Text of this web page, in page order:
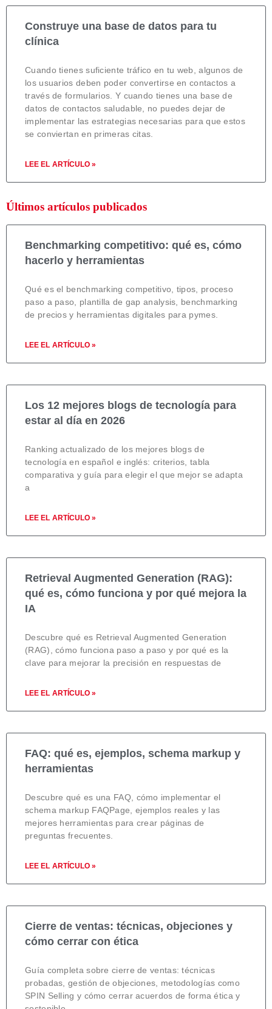
Construye una base de datos para tu
clínica
Cuando tienes suficiente tráfico en tu web, algunos de
los usuarios deben poder convertirse en contactos a
través de formularios. Y cuando tienes una base de
datos de contactos saludable, no puedes dejar de
implementar las estrategias necesarias para que estos
se conviertan en primeras citas.
LEE EL ARTÍCULO »
Últimos artículos publicados
Benchmarking competitivo: qué es, cómo
hacerlo y herramientas
Qué es el benchmarking competitivo, tipos, proceso
paso a paso, plantilla de gap analysis, benchmarking
de precios y herramientas digitales para pymes.
LEE EL ARTÍCULO »
Los 12 mejores blogs de tecnología para
estar al día en 2026
Ranking actualizado de los mejores blogs de
tecnología en español e inglés: criterios, tabla
comparativa y guía para elegir el que mejor se adapta
a
LEE EL ARTÍCULO »
Retrieval Augmented Generation (RAG):
qué es, cómo funciona y por qué mejora la
IA
Descubre qué es Retrieval Augmented Generation
(RAG), cómo funciona paso a paso y por qué es la
clave para mejorar la precisión en respuestas de
LEE EL ARTÍCULO »
FAQ: qué es, ejemplos, schema markup y
herramientas
Descubre qué es una FAQ, cómo implementar el
schema markup FAQPage, ejemplos reales y las
mejores herramientas para crear páginas de
preguntas frecuentes.
LEE EL ARTÍCULO »
Cierre de ventas: técnicas, objeciones y
cómo cerrar con ética
Guía completa sobre cierre de ventas: técnicas
probadas, gestión de objeciones, metodologías como
SPIN Selling y cómo cerrar acuerdos de forma ética y